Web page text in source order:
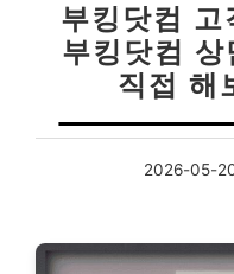
부킹닷컴 고
부킹닷컴
직접 해
2026-05-